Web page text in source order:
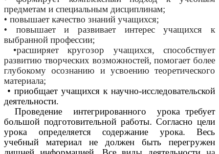
предметам и специальным дисциплинам;
• повышает качество знаний учащихся;
• повышает и развивает интерес учащихся к
выбранной профессии;
•расширяет кругозор учащихся, способствует
развитию творческих возможностей, помогает более
глубокому осознанию и усвоению теоретического
материала;
• приобщает учащихся к научно-исследовательской
деятельности.
Проведение интегрированного урока требует
большой подготовительной работы. Согласно цели
урока определяется содержание урока. Весь
учебный материал не должен быть перегружен